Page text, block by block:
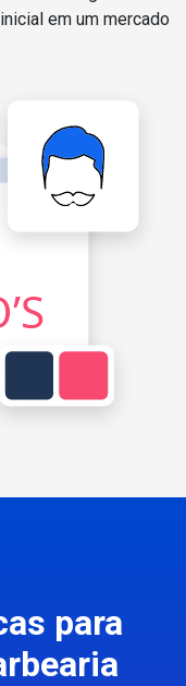
em um mercado
para